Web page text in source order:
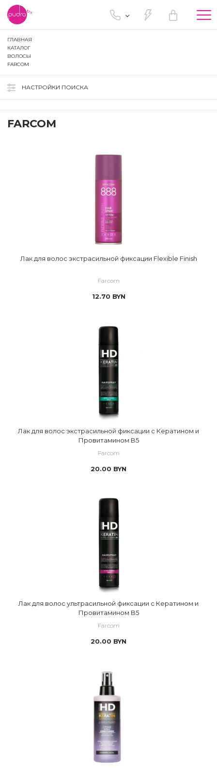
ГЛАВНАЯ
КАТАЛОГ
ВОЛОСЫ
FARCOM
НАСТРОЙКИ ПОИСКА
FARCOM
Лак для волос экстрасильной фиксации Flexible Finish
Farcom
12.70 BYN
Лак для волос экстрасильной фиксации с Кератином и
Провитамином B5
Farcom
20.00 BYN
Лак для волос ультрасильной фиксации с Кератином и
Провитамином B5
Farcom
20.00 BYN